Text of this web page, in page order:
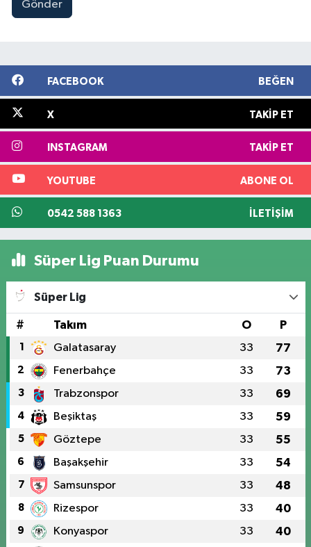
Gönder
FACEBOOK BEĞEN
X TAKIP ET
INSTAGRAM TAKIP ET
YOUTUBE ABONE OL
0542 588 1363 İLETIŞIM
Süper Lig Puan Durumu
Süper Lig
# Takım O P
1 Galatasaray 33 77
2 Fenerbahçe 33 73
3 Trabzonspor 33 69
4 Beşiktaş 33 59
5 Göztepe 33 55
6 Başakşehir 33 54
7 Samsunspor 33 48
8 Rizespor 33 40
9 Konyaspor 33 40